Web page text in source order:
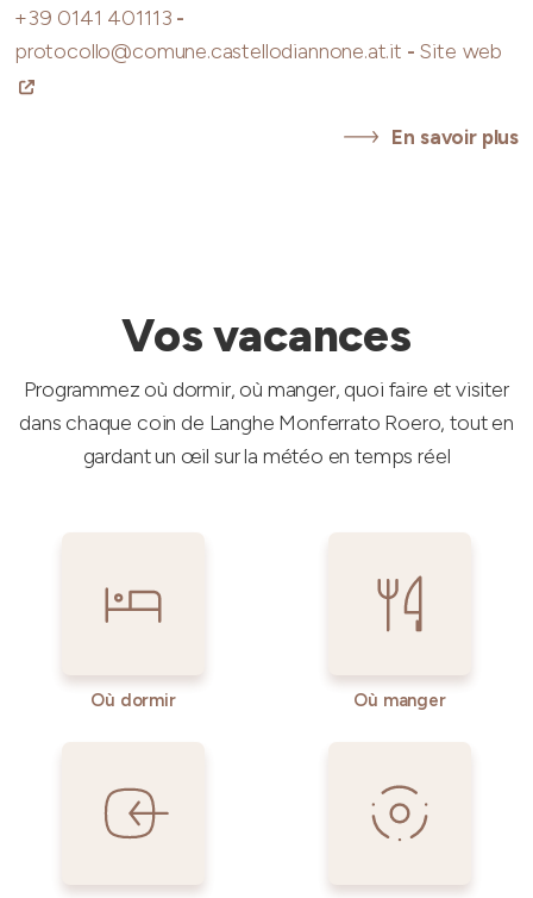
+39 0141 401113 -
protocollo@comune.castellodiannone.at.it - Site web
En savoir plus
Vos vacances
Programmez où dormir, où manger, quoi faire et visiter
dans chaque coin de Langhe Monferrato Roero, tout en
gardant un œil sur la météo en temps réel
Où dormir Où manger